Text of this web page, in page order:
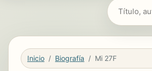
Buscar libros
Inicio Biografía Mi 27F